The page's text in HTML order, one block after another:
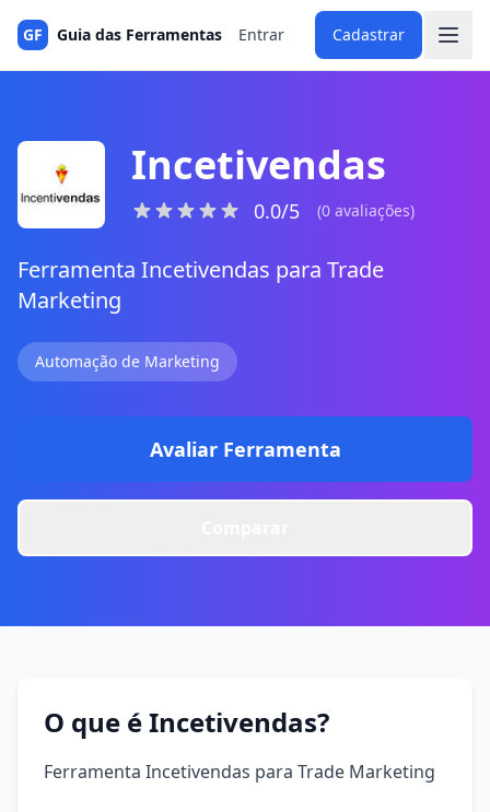
GF Guia das Ferramentas Entrar Cadastrar
Incetivendas
0.0/5 (0 avaliações)
Ferramenta Incetivendas para Trade
Marketing
Automação de Marketing
Avaliar Ferramenta
O que é Incetivendas?
Ferramenta Incetivendas para Trade Marketing